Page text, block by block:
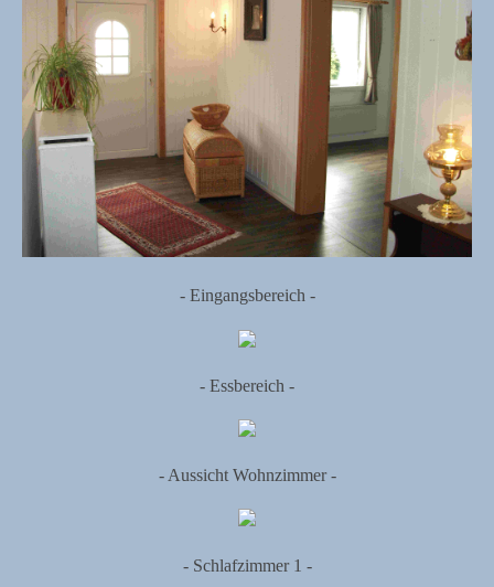
- Eingangsbereich -
- Essbereich -
- Aussicht Wohnzimmer -
- Schlafzimmer 1 -